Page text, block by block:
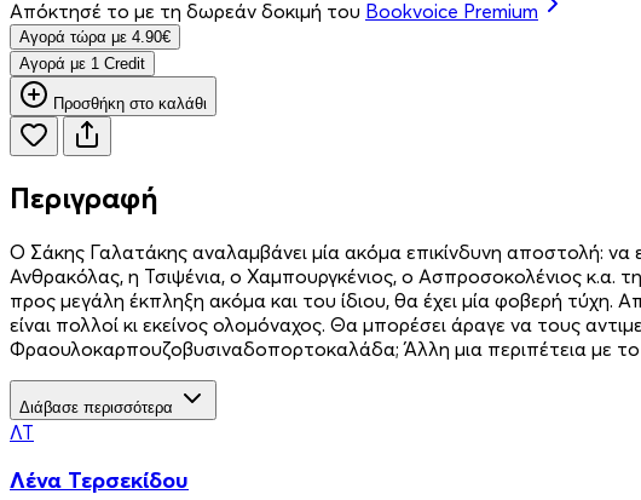
Απόκτησέ το με τη δωρεάν δοκιμή του Bookvoice Premium
Aγορά τώρα με 4.90€
Aγορά με 1 Credit
Προσθήκη στο καλάθι
Περιγραφή
Ο Σάκης Γαλατάκης αναλαμβάνει μία ακόμα επικίνδυνη αποστολή:
Ανθρακόλας, η Τσιψένια, ο Χαμπουργκένιος, ο Ασπροσοκολένιος
προς μεγάλη έκπληξη ακόμα και του ίδιου, θα έχει μία φοβερή
είναι πολλοί κι εκείνος ολομόναχος. Θα μπορέσει άραγε να τους
Φραουλοκαρπουζοβυσιναδοπορτοκαλάδα; Άλλη μια περιπέτεια με
Διάβασε περισσότερα
ΛΤ
Λένα Τερσεκίδου